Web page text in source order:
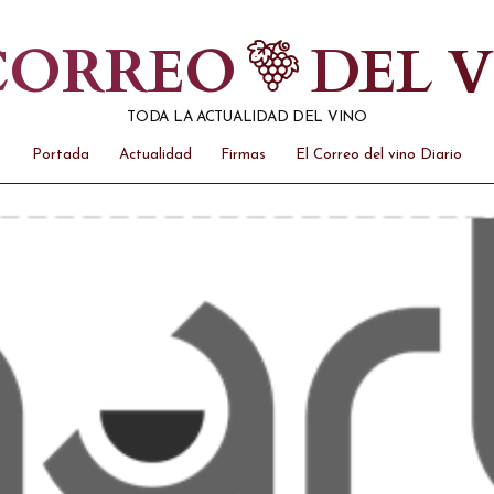
DEL
TODA LA ACTUALIDAD DEL VINO
Portada Actualidad Firmas El Correo del vino Diario